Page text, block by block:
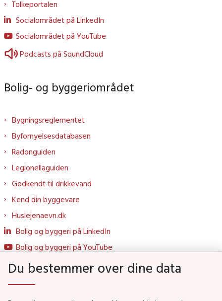
Tolkeportalen
Socialområdet på LinkedIn
Socialområdet på YouTube
Podcasts på SoundCloud
Bolig- og byggeriområdet
Bygningsreglementet
Byfornyelsesdatabasen
Radonguiden
Legionellaguiden
Godkendt til drikkevand
Kend din byggevare
Huslejenaevn.dk
Bolig og byggeri på LinkedIn
Bolig og byggeri på YouTube
Du bestemmer over dine data